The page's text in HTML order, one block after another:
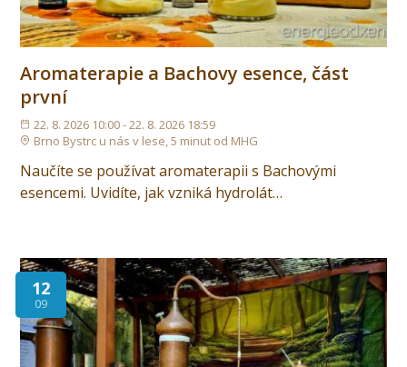
Aromaterapie a Bachovy esence, část
první
22. 8. 2026 10:00 - 22. 8. 2026 18:59
Brno Bystrc u nás v lese, 5 minut od MHG
Naučíte se používat aromaterapii s Bachovými
esencemi. Uvidíte, jak vzniká hydrolát…
12
09